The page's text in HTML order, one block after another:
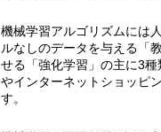
機械学習アルゴリズムには
ルなしのデータを与える「
せる「強化学習」の主に3
やインターネットショッピ
す。